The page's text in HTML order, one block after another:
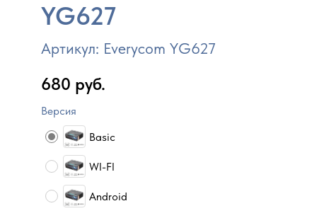
YG627
Артикул: Everycom YG627
680 руб.
Версия
Basic
WI-FI
Android